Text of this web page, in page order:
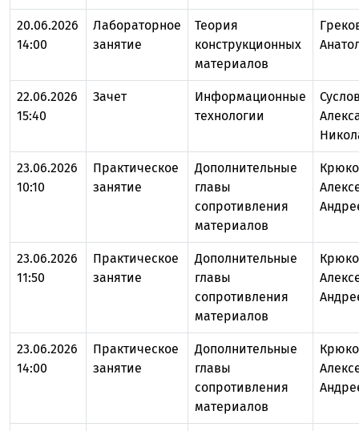
20.06.2026
14:00
Лабораторное
занятие
Теория
конструкционных
материалов
22.06.2026
15:40
Зачет
Информационные
технологии
23.06.2026
10:10
Практическое
занятие
Дополнительные
главы
сопротивления
материалов
23.06.2026
11:50
Практическое
занятие
Дополнительные
главы
сопротивления
материалов
23.06.2026
14:00
Практическое
занятие
Дополнительные
главы
сопротивления
материалов